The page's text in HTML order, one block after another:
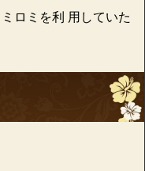
ロミを利 用していた